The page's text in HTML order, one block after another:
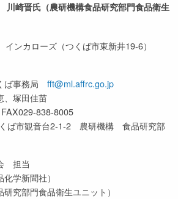
機構食品研究部門食品衛生
カローズ（つくば市東新井19-6）
ば事務局 fft@ml.affrc.go.jp
、塚田佳苗
838-8005
ば市観音台2-1-2 農研機構 食品研究部
担当
学新聞社）
究部門食品衛生ユニット）